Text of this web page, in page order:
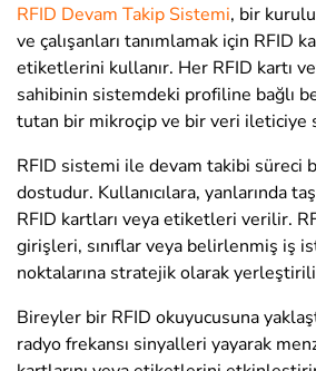
RFID Devam Takip Sistemi, bir
ve çalışanları tanımlamak için RFID
etiketlerini kullanır. Her RFID kartı
sahibinin sistemdeki profiline bağlı
tutan bir mikroçip ve bir veri ileticiye
RFID sistemi ile devam takibi süreci
dostudur. Kullanıcılara, yanlarında
RFID kartları veya etiketleri verilir.
girişleri, sınıflar veya belirlenmiş iş
noktalarına stratejik olarak
Bireyler bir RFID okuyucusuna
radyo frekansı sinyalleri yayarak